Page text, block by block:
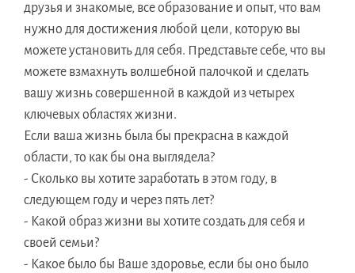
друзья и знакомые, все образование и опыт, что вам
нужно для достижения любой цели, которую вы
можете установить для себя. Представьте себе, что вы
можете взмахнуть волшебной палочкой и сделать
вашу жизнь совершенной в каждой из четырех
ключевых областях жизни.
Если ваша жизнь была бы прекрасна в каждой
области, то как бы она выглядела?
- Сколько вы хотите заработать в этом году, в
следующем году и через пять лет?
- Какой образ жизни вы хотите создать для себя и
своей семьи?
- Какое было бы Ваше здоровье, если бы оно было